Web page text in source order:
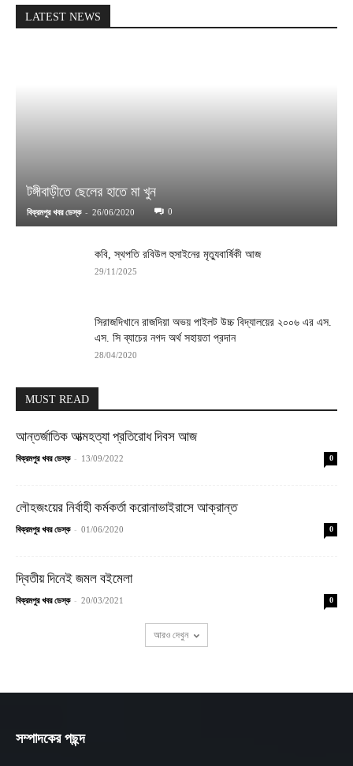
LATEST NEWS
টঙ্গীবাড়ীতে ছেলের হাতে মা খুন
বিক্রমপুর খবর ডেস্ক - 26/06/2020 0
কবি, স্থপতি রবিউল হুসাইনের মৃত্যুবার্ষিকী আজ
29/11/2025
সিরাজদিখানে রাজদিয়া অভয় পাইলট উচ্চ বিদ্যালয়ের ২০০৬ এর এস.
এস. সি ব্যাচের নগদ অর্থ সহায়তা প্রদান
28/04/2020
MUST READ
আন্তর্জাতিক আত্মহত্যা প্রতিরোধ দিবস আজ
বিক্রমপুর খবর ডেস্ক - 13/09/2022 0
লৌহজংয়ের নির্বাহী কর্মকর্তা করোনাভাইরাসে আক্রান্ত
বিক্রমপুর খবর ডেস্ক - 01/06/2020 0
দ্বিতীয় দিনেই জমল বইমেলা
বিক্রমপুর খবর ডেস্ক - 20/03/2021 0
আরও দেখুন
সম্পাদকের পছন্দ